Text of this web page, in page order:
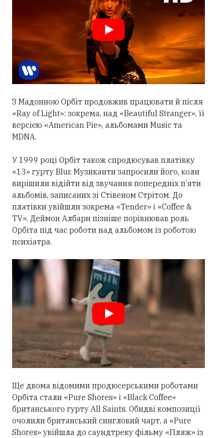
З Мадонною Орбіт продовжив працювати й після
«Ray of Light»: зокрема, над «Beautiful Stranger», її
версією «American Pie», альбомами Music та
MDNA.
У 1999 році Орбіт також спродюсував платівку
«13» гурту Blur. Музиканти запросили його, коли
вирішили відійти від звучання попередніх п’яти
альбомів, записаних зі Стівеном Стрітом. До
платівки увійшли зокрема «Tender» і «Coffee &
TV». Деймон Албарн пізніше порівнював роль
Орбіта під час роботи над альбомом із роботою
психіатра.
Ще двома відомими продюсерськими роботами
Орбіта стали «Pure Shores» і «Black Coffee»
британського гурту All Saints. Обидві композиції
очолили британський сингловий чарт, а «Pure
Shores» увійшла до саундтреку фільму «Пляж» із